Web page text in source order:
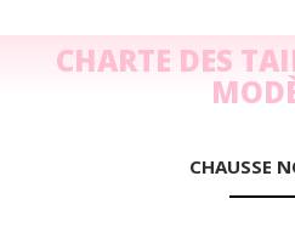
CHARTE DES
CHAUSSE